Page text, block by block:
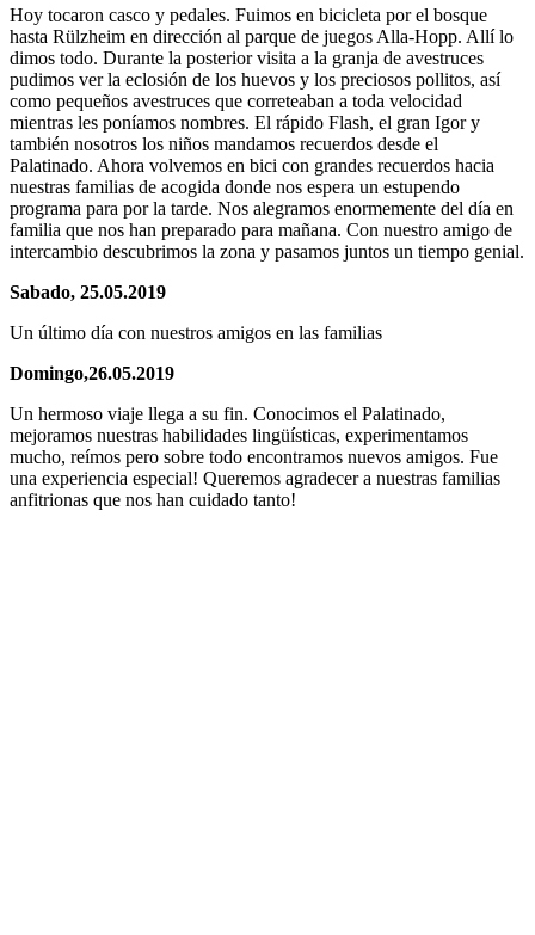
Hoy tocaron casco y pedales. Fuimos en bicicleta por el bosque
hasta Rülzheim en dirección al parque de juegos Alla-Hopp. Allí lo
dimos todo. Durante la posterior visita a la granja de avestruces
pudimos ver la eclosión de los huevos y los preciosos pollitos, así
como pequeños avestruces que correteaban a toda velocidad
mientras les poníamos nombres. El rápido Flash, el gran Igor y
también nosotros los niños mandamos recuerdos desde el
Palatinado. Ahora volvemos en bici con grandes recuerdos hacia
nuestras familias de acogida donde nos espera un estupendo
programa para por la tarde. Nos alegramos enormemente del día en
familia que nos han preparado para mañana. Con nuestro amigo de
intercambio descubrimos la zona y pasamos juntos un tiempo genial.
Sabado, 25.05.2019
Un último día con nuestros amigos en las familias
Domingo,26.05.2019
Un hermoso viaje llega a su fin. Conocimos el Palatinado,
mejoramos nuestras habilidades lingüísticas, experimentamos
mucho, reímos pero sobre todo encontramos nuevos amigos. Fue
una experiencia especial! Queremos agradecer a nuestras familias
anfitrionas que nos han cuidado tanto!